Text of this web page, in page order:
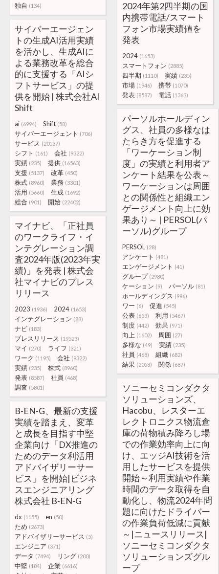
独自 (134)
2024年第2四半期の国
内携帯電話/スマート
フォン市場実績値を
発表
2024 (1653)
スマートフォン (2885)
四半期 (1110) 実績 (235)
市場 (1946) 携帯 (1070)
発表 (8587) 電話 (1363)
サイバーエージェン
トの生成AI活用実績
を活かし、生成AIに
よる業務改革を総合
的に支援する「AIシ
フトサービス」の提
供を開始 | 株式会社AI
Shift
ai (6994) Shift (58)
サイバーエージェント (706)
サービス (20137)
シフト (161) 会社 (9322)
実績 (235) 提供 (16563)
支援 (5137) 改革 (450)
株式 (8960) 業務 (3301)
活用 (5660) 生成 (1692)
総合 (901) 開始 (22402)
パーソルホールディン
グス、社員の多様なは
たらき方を促進する
「ワーケーション制
度」の実績と利用者ア
ンケート結果を公表～
ワーケーションは周囲
との関係性と組織エン
ゲージメント向上に効
果あり～ | PERSOL(パ
ーソル)グループ
PERSOL (28)
アンケート (481)
エンゲージメント (41)
グループ (2980)
ケーション (9) パーソル (81)
ホールディングス (996)
ワー (6) 促進 (545)
公表 (653) 利用 (5467)
制度 (442) 効果 (971)
向上 (1602) 周囲 (27)
多様な (49) 実績 (235)
社員 (468) 組織 (682)
結果 (2058) 関係 (687)
マイナビ、「正社員
のワークライフ・イ
ンテグレーション調
査2024年版(2023年実
績)」を発表 | 株式会
社マイナビのプレス
リリース
2023 (1936) 2024 (1653)
インテグレーション (88)
ナビ (183)
プレスリリース (19523)
マイ (270) ライフ (321)
ワーク (1195) 会社 (9322)
実績 (235) 株式 (8960)
発表 (8587) 社員 (468)
調査 (5801)
ソニーセミコンダクタ
ソリューションズ、
Hacobu、レスターエ
レクトロニクス物流倉
庫の荷物積み降ろし場
での作業効率向上に向
け、エッジAI技術を活
用したサービスを提供
開始～利用実績や作業
時間のデータ取得を自
動化し、物流2024年問
題に向けたドライバー
の作業負荷低減に貢献
～|ニュースリリース|
ソニーセミコンダクタ
ソリューションズグル
ープ
B-EN-G、最新の支援
実績を踏まえ、変革
と成長を目指す中堅
企業向け「DX推進の
ためのデータ利活用
アドバイザリーサー
ビス」を開始|ビジネ
スエンジニアリング
株式会社 B-EN-G
dx (1155) en (50)
ため (2673)
アドバイザリーサービス (5)
エンジニア (371)
データ (7494) リング (200)
中堅 (184) 企業 (6616)